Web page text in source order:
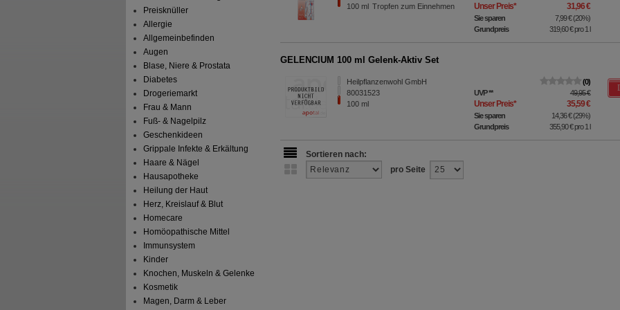
Preisknüller
Allergie
Allgemeinbefinden
Augen
Blase, Niere & Prostata
Diabetes
Drogeriemarkt
Frau & Mann
Fuß- & Nagelpilz
Geschenkideen
Grippale Infekte & Erkältung
Haare & Nägel
Hausapotheke
Heilung der Haut
Herz, Kreislauf & Blut
Homecare
Homöopathische Mittel
Immunsystem
Kinder
Knochen, Muskeln & Gelenke
Kosmetik
Magen, Darm & Leber
100 ml Tropfen zum Einnehmen Unser Preis* 31,96 €
Sie sparen 7,99 €(20%)
Grundpreis
319,60 €pro 1 l
GELENCIUM 100 ml Gelenk-Aktiv Set
Heilpflanzenwohl GmbH
80031523
100 ml
0
UVP** 49,95 €
Unser Preis* 35,59 €
Sie sparen 14,36 €(29%)
Grundpreis
355,90 €pro 1 l
Sortieren nach:
pro Seite